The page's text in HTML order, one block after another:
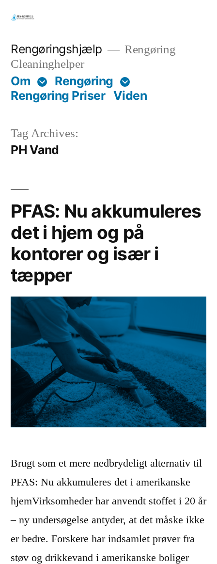
content
Rengøringshjælp
Rengøring
Cleaninghelper
Om
Rengøring
Rengøring Priser Viden
Tag Archives:
PH Vand
PFAS: Nu akkumuleres
det i hjem og på
kontorer og især i
tæpper
Brugt som et mere nedbrydeligt alternativ til
PFAS: Nu akkumuleres det i amerikanske
hjemVirksomheder har anvendt stoffet i 20 år
– ny undersøgelse antyder, at det måske ikke
er bedre. Forskere har indsamlet prøver fra
støv og drikkevand i amerikanske boliger